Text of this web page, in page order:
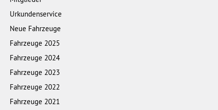
Urkundenservice
Neue Fahrzeuge
Fahrzeuge 2025
Fahrzeuge 2024
Fahrzeuge 2023
Fahrzeuge 2022
Fahrzeuge 2021